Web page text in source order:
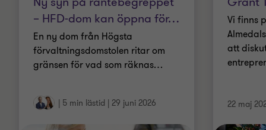
– HFD-dom kan öppna för…
En ny dom från Högsta
förvaltningsdomstolen ritar om
gränsen för vad som räknas…
| 5 min lästid | 29 juni 2026
Vi finns
att
22 maj